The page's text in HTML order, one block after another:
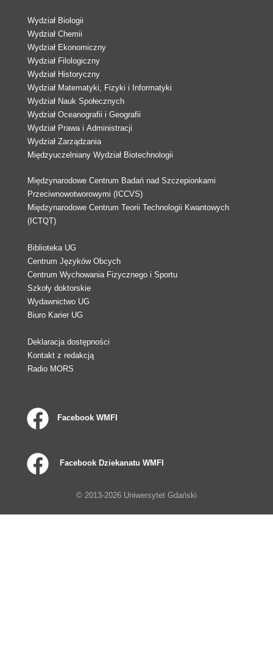
Wydział Biologii
Wydział Chemii
Wydział Ekonomiczny
Wydział Filologiczny
Wydział Historyczny
Wydział Matematyki, Fizyki i Informatyki
Wydział Nauk Społecznych
Wydział Oceanografii i Geografii
Wydział Prawa i Administracji
Wydział Zarządzania
Międzyuczelniany Wydział Biotechnologii
Międzynarodowe Centrum Badań nad Szczepionkami
Przeciwnowotworowymi (ICCVS)
Międzynarodowe Centrum Teorii Technologii Kwantowych
(ICTQT)
Biblioteka UG
Centrum Języków Obcych
Centrum Wychowania Fizycznego i Sportu
Szkoły doktorskie
Wydawnictwo UG
Biuro Karier UG
Deklaracja dostępności
Kontakt z redakcją
Radio MORS
Facebook WMFI
Facebook Dziekanatu WMFI
© 2013-2026 Uniwersytet Gdański